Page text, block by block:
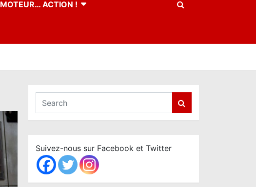
MOTEUR… ACTION !
a
c
h
Suivez-nous sur Facebook et Twitter